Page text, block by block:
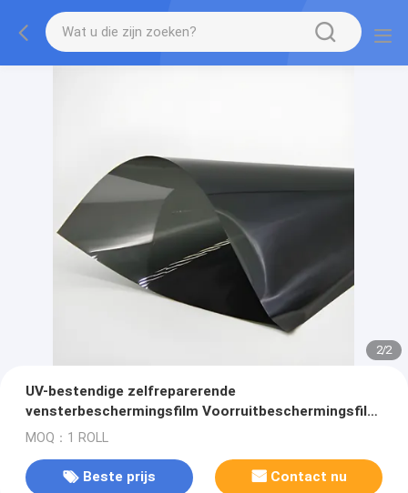
2/2
UV-bestendige zelfreparerende
vensterbeschermingsfilm Voorruitbeschermingsfilm
Voorkastfilm
MOQ：1 ROLL
Beste prijs Contact nu